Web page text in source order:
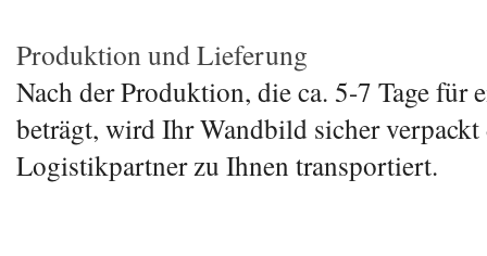
Produktion und Lieferung
Nach der Produktion, die ca. 5-7 Tage für
beträgt, wird Ihr Wandbild sicher verpackt
Logistikpartner zu Ihnen transportiert.